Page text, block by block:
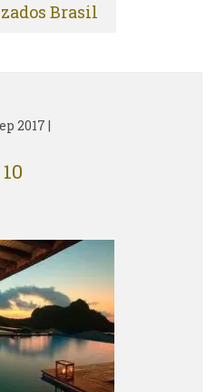
Brasil
2017 |
10